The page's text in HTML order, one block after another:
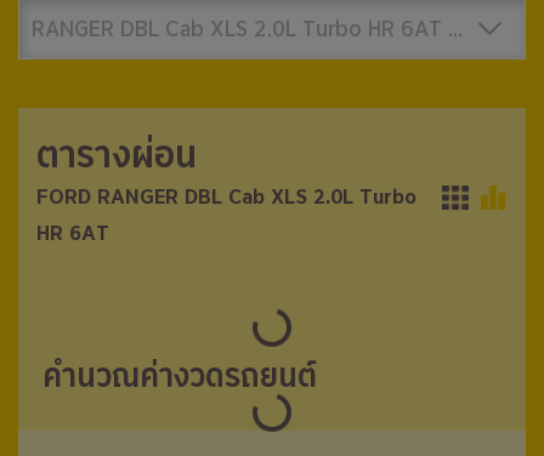
RANGER DBL Cab XLS 2.0L Turbo HR 6AT 899,000 บาท
ตารางผ่อน
FORD RANGER DBL Cab XLS 2.0L Turbo
HR 6AT
ตารางผ่อน
FORD RANGER DBL Cab XLS 2.0L Turbo
HR 6AT
คำนวณค่างวดรถยนต์